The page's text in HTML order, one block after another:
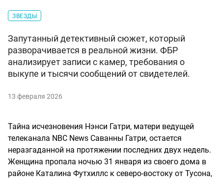
ЗВЕЗДЫ
Запутанный детективный сюжет, который
разворачивается в реальной жизни. ФБР
анализирует записи с камер, требования о
выкупе и тысячи сообщений от свидетелей.
13 февраля 2026
Тайна исчезновения Нэнси Гатри, матери ведущей
телеканала NBC News Саванны Гатри, остается
неразгаданной на протяжении последних двух недель.
Женщина пропала ночью 31 января из своего дома в
районе Каталина Футхиллс к северо-востоку от Тусона,